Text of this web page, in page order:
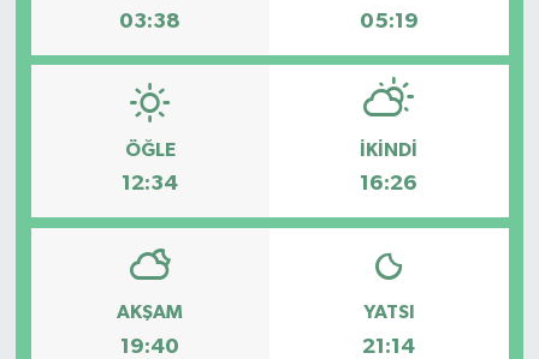
03:38 05:19
ÖĞLE
12:34
İKINDI
16:26
AKŞAM
19:40
YATSI
21:14
EKONOMİ
English News
Finans
Flaş Haber
Gayrimenkul
GENEL